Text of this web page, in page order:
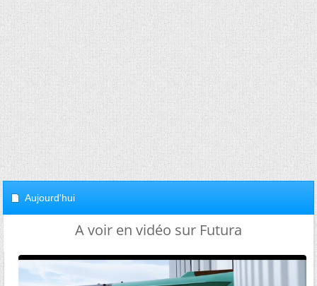
Aujourd'hui
A voir en vidéo sur Futura